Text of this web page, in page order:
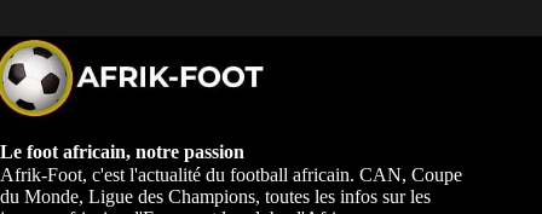
Le foot africain, notre passion
Afrik-Foot, c'est l'actualité du football africain. CAN, Coupe
du Monde, Ligue des Champions, toutes les infos sur les